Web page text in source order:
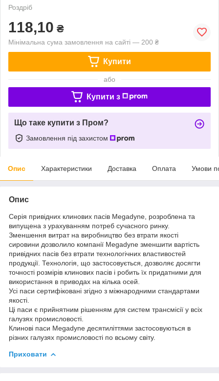
Роздріб
118,10 ₴
Мінімальна сума замовлення на сайті — 200 ₴
Купити
або
Купити з
Що таке купити з Пром?
Замовлення під захистом
Опис Характеристики Доставка Оплата Умови
Опис
Серія привідних клинових пасів Megadyne, розроблена та
випущена з урахуванням потреб сучасного ринку.
Зменшення витрат на виробництво без втрати якості
сировини дозволило компанії Megadynе зменшити вартість
привідних пасів без втрати технологічних властивостей
продукції. Технологія, що застосовується, дозволяє досягти
точності розмірів клинових пасів і робить їх придатними для
використання в приводах на кілька осей.
Усі паси сертифіковані згідно з міжнародними стандартами
якості.
Ці паси є прийнятним рішенням для систем трансмісії у всіх
галузях промисловості.
Клинові паси Megadyne десятиліттями застосовуються в
різних галузях промисловості по всьому світу.
Приховати